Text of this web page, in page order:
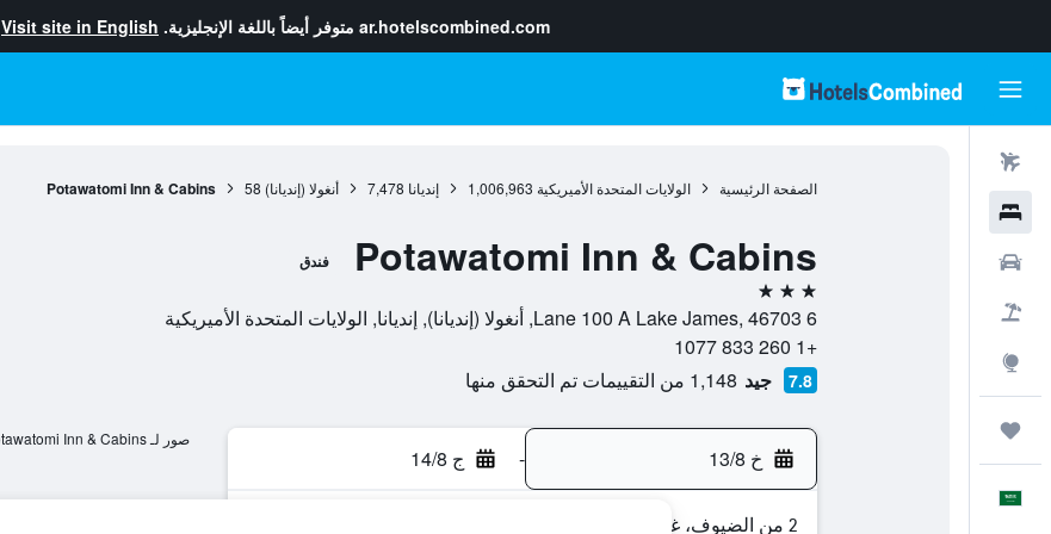
ar.hotelscombined.com متوفر أيضاً باللغة الإنجليزية. Visit site in English
الصفحة الرئيسية الولايات المتحدة الأميريكية 1,006,963 إنديانا 7,478 أنغولا (إنديانا) 58
Potawatomi Inn & Cabins
Potawatomi Inn & Cabins فندق
3 نجوم
6 Lane 100 A Lake James, 46703, أنغولا (إنديانا), إنديانا, الولايات المتحدة الأميريكية
+1 260 833 1077
7.8 جيد 1,148 من التقييمات تم التحقق منها
خ 13/8 - ج 14/8
2 من الضيوف، غرفة واحدة
صور لـ Potawatomi Inn & Cabins